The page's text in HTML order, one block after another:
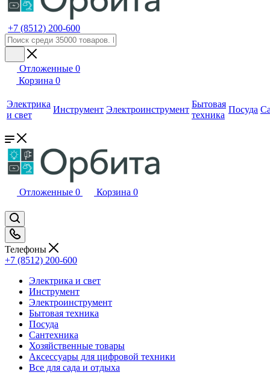
+7 (8512) 200-600
Отложенные 0
Корзина 0
Электрика
и свет
Инструмент Электроинструмент
Бытовая
техника
Посуда
Отложенные 0 Корзина 0
Телефоны
+7 (8512) 200-600
Электрика и свет
Инструмент
Электроинструмент
Бытовая техника
Посуда
Сантехника
Хозяйственные товары
Аксессуары для цифровой техники
Все для сада и отдыха